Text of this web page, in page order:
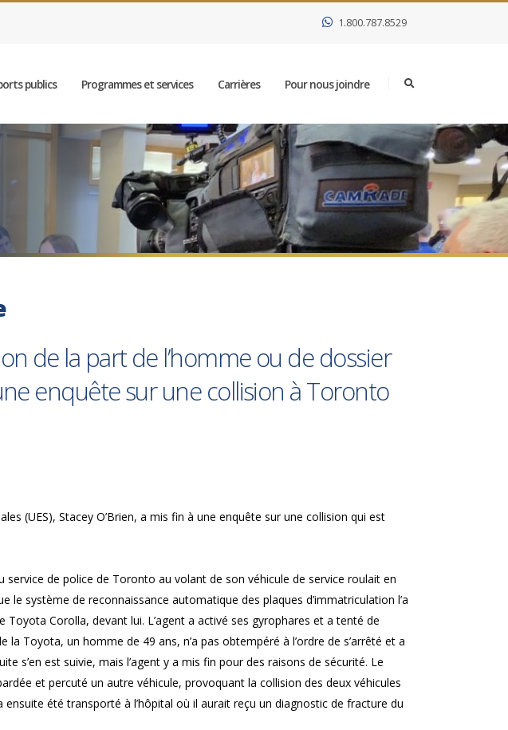
1.800.787.8529
publics Programmes et services Carrières Pour nous joindre
de la part de l’homme ou de dossier
enquête sur une collision à Toronto
(UES), Stacey O’Brien, a mis fin à une enquête sur une collision qui est
service de police de Toronto au volant de son véhicule de service roulait en
le système de reconnaissance automatique des plaques d’immatriculation l’a
Toyota Corolla, devant lui. L’agent a activé ses gyrophares et a tenté de
Toyota, un homme de 49 ans, n’a pas obtempéré à l’ordre de s’arrêté et a
s’en est suivie, mais l’agent y a mis fin pour des raisons de sécurité. Le
et percuté un autre véhicule, provoquant la collision des deux véhicules
été transporté à l’hôpital où il aurait reçu un diagnostic de fracture du